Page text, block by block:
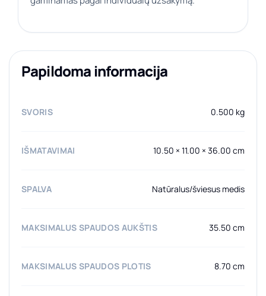
Papildoma informacija
SVORIS 0.500 kg
IŠMATAVIMAI 10.50 × 11.00 × 36.00 cm
SPALVA Natūralus/šviesus medis
MAKSIMALUS SPAUDOS AUKŠTIS 35.50 cm
MAKSIMALUS SPAUDOS PLOTIS 8.70 cm